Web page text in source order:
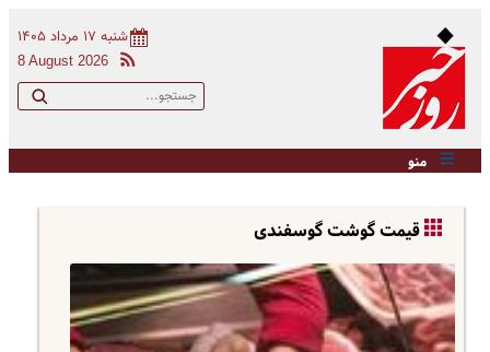
شنبه ۱۷ مرداد ۱۴۰۵
8 August 2026
منو
قیمت گوشت گوسفندی